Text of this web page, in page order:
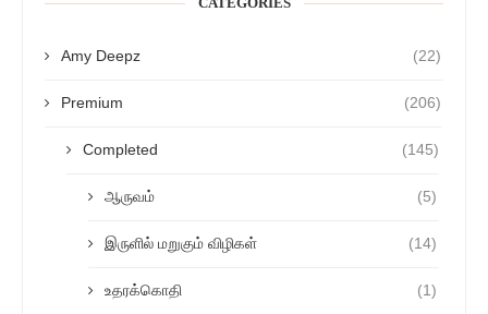
Amy Deepz (22)
Premium (206)
Completed (145)
ஆருவம் (5)
இருளில் மறுகும் விழிகள் (14)
உதரக்கொதி (1)